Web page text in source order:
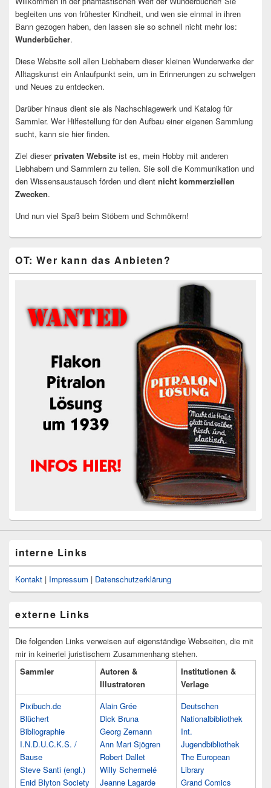
begleiten uns von frühester Kindheit, und wen sie einmal in ihren
Bann gezogen haben, den lassen sie so schnell nicht mehr los:
Wunderbücher.
Diese Website soll allen Liebhabern dieser kleinen Wunderwerke der
Alltagskunst ein Anlaufpunkt sein, um in Erinnerungen zu schwelgen
und Neues zu entdecken.
Darüber hinaus dient sie als Nachschlagewerk und Katalog für
Sammler. Wer Hilfestellung für den Aufbau einer eigenen Sammlung
sucht, kann sie hier finden.
Ziel dieserprivaten Website ist es, mein Hobby mit anderen
Liebhabern und Sammlern zu teilen. Sie soll die Kommunikation und
den Wissensaustausch förden und dient nicht kommerziellen
Zwecken.
Und nun viel Spaß beim Stöbern und Schmökern!
OT: Wer kann das Anbieten?
interne Links
Kontakt | Impressum | Datenschutzerklärung
externe Links
Die folgenden Links verweisen auf eigenständige Webseiten, die mit
mir in keinerlei juristischem Zusammenhang stehen.
Sammler
Autoren &
Illustratoren
Institutionen &
Verlage
Pixibuch.de
Blüchert
Bibliographie
I.N.D.U.C.K.S. /
Bause
Steve Santi (engl.)
Enid Blyton Society
Alain Grée
Dick Bruna
Georg Zemann
Ann Mari Sjögren
Robert Dallet
Willy Schermelé
Jeanne Lagarde
Deutschen
Nationalbibliothek
Int.
Jugendbibliothek
The European
Library
Grand Comics